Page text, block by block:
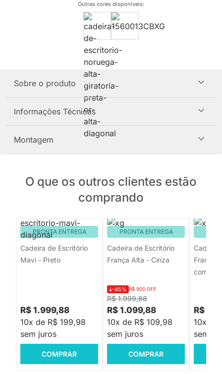
Outras cores disponíveis:
Sobre o produto
Informações Técnicas
Montagem
O que os outros clientes estão
comprando
PRONTA ENTREGA
Cadeira de Escritório
Mavi - Preto
R$ 1.999,88
10x de R$ 199,98
sem juros
COMPRAR
PRONTA ENTREGA
Cadeira de Escritório
França Alta - Cinza
R$ 1.999,88
-45% R$ 900 OFF
R$ 1.099,88
10x de R$ 109,98
sem juros
COMPRAR
Cadeira
França
com
R$
10x de
sem